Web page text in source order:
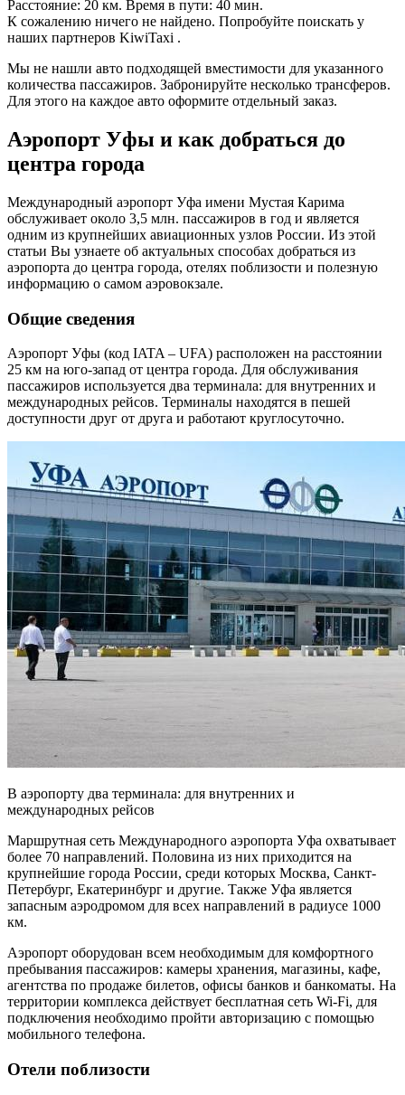
Расстояние: 20 км. Время в пути: 40 мин.
К сожалению ничего не найдено. Попробуйте поискать у
наших партнеров KiwiTaxi .
Мы не нашли авто подходящей вместимости для указанного
количества пассажиров. Забронируйте несколько трансферов.
Для этого на каждое авто оформите отдельный заказ.
Аэропорт Уфы и как добраться до
центра города
Международный аэропорт Уфа имени Мустая Карима
обслуживает около 3,5 млн. пассажиров в год и является
одним из крупнейших авиационных узлов России. Из этой
статьи Вы узнаете об актуальных способах добраться из
аэропорта до центра города, отелях поблизости и полезную
информацию о самом аэровокзале.
Общие сведения
Аэропорт Уфы (код IATA – UFA) расположен на расстоянии
25 км на юго-запад от центра города. Для обслуживания
пассажиров используется два терминала: для внутренних и
международных рейсов. Терминалы находятся в пешей
доступности друг от друга и работают круглосуточно.
В аэропорту два терминала: для внутренних и
международных рейсов
Маршрутная сеть Международного аэропорта Уфа охватывает
более 70 направлений. Половина из них приходится на
крупнейшие города России, среди которых Москва, Санкт-
Петербург, Екатеринбург и другие. Также Уфа является
запасным аэродромом для всех направлений в радиусе 1000
км.
Аэропорт оборудован всем необходимым для комфортного
пребывания пассажиров: камеры хранения, магазины, кафе,
агентства по продаже билетов, офисы банков и банкоматы. На
территории комплекса действует бесплатная сеть Wi-Fi, для
подключения необходимо пройти авторизацию с помощью
мобильного телефона.
Отели поблизости